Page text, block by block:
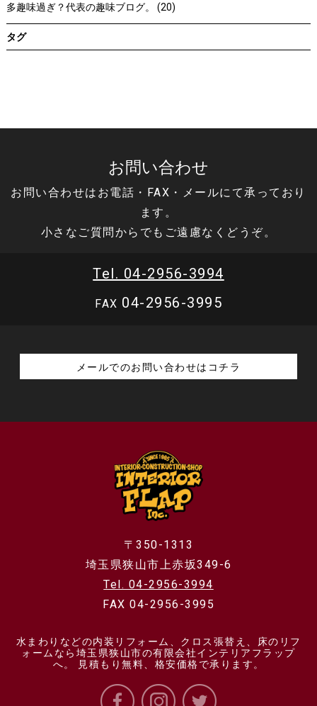
多趣味過ぎ？代表の趣味ブログ。 (20)
タグ
お問い合わせ
お問い合わせはお電話・FAX・メールにて承っており
ます。
小さなご質問からでもご遠慮なくどうぞ。
Tel. 04-2956-3994
FAX 04-2956-3995
メールでのお問い合わせはコチラ
〒350-1313
埼玉県狭山市上赤坂349-6
Tel. 04-2956-3994
FAX 04-2956-3995
水まわりなどの内装リフォーム、クロス張替え、床のリフ
ォームなら埼玉県狭山市の有限会社インテリアフラップ
へ。 見積もり無料、格安価格で承ります。